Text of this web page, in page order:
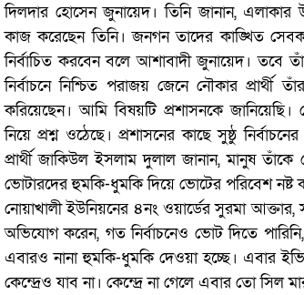
দিলদার হোসেন জুনায়েদ। তিনি জানান, এলাকার
কাজ করেছেন তিনি। জনগন তাদের কাঙ্খিত
নির্বাচিত করবেন বলে আশাবাদী জুনায়েদ। তবে তাঁর
নির্বাচনে নিশ্চিত পরাজয় জেনে নৌকার
করিয়েছেন। আমি বিষয়টি প্রশাসনকে
নিয়ে প্রশ্ন ওঠেছে। প্রশাসনের কাছে সুষ্ঠু
প্রার্থী জাকিউল ইসলাম দুলাল জানান, মানুষ তাঁকে
ভোটারদের হুমকি-ধুমকি দিয়ে ভোটের পরিবেশ নষ্ট
নোয়াখালী ইউনিয়নের ৪নং ওয়ার্ডের সুরমা
অভিযোগ করেন, গত নির্বাচনেও ভোট দিতে
এবারও নানা হুমকি-ধুমকি দেওয়া হচ্ছে। এবার
কেন্দ্রেও যাব না। কেন্দ্রে না গেলে এবার তো সিল